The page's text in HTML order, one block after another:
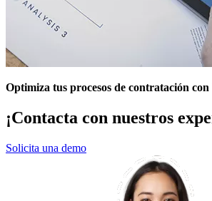
Optimiza tus procesos de contratación con
¡Contacta con nuestros
Solicita una demo